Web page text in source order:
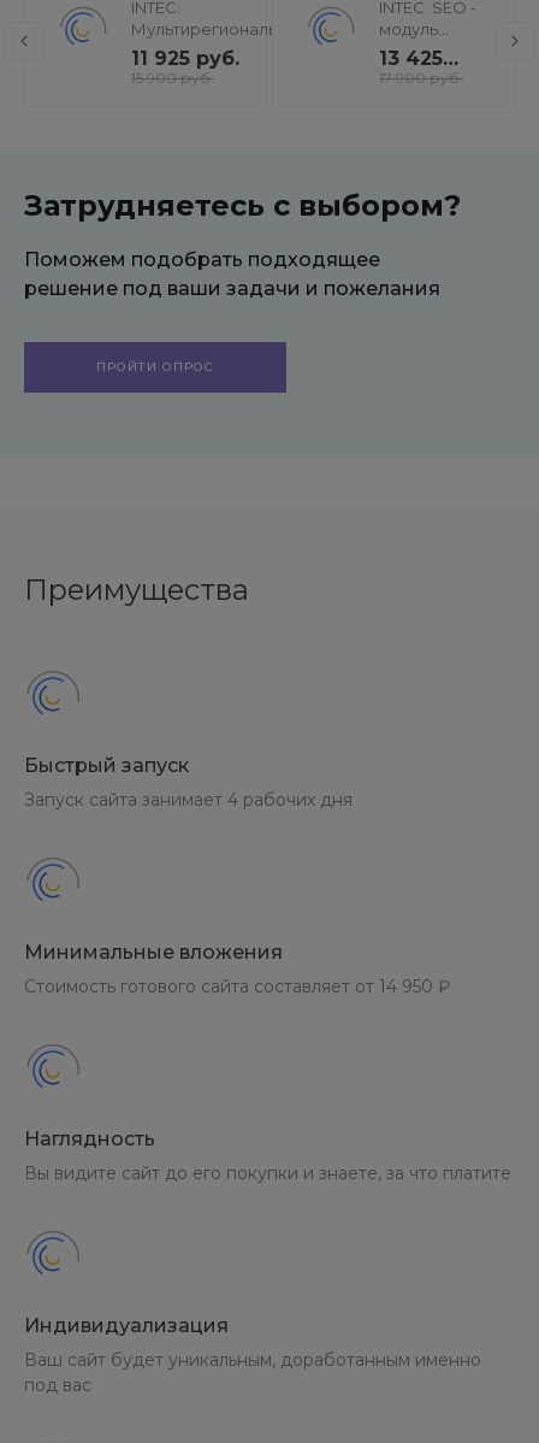
INTEC:
Мультирегиональность
- региональная сеть
вашего сайта с
11 925 руб.
15 900 руб.
INTEC. SEO -
модуль
поисковой
оптимизации:
13 425
руб.
17 900 руб.
Затрудняетесь с выбором?
Поможем подобрать подходящее
решение под ваши задачи и пожелания
ПРОЙТИ ОПРОС
Преимущества
Быстрый запуск
Запуск сайта занимает 4 рабочих дня
Минимальные вложения
Стоимость готового сайта составляет от 14 950 ₽
Наглядность
Вы видите сайт до его покупки и знаете, за что платите
Индивидуализация
Ваш сайт будет уникальным, доработанным именно
под вас